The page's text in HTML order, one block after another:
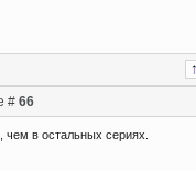
# 66
в остальных сериях.